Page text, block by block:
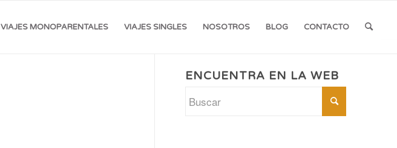
VIAJES MONOPARENTALES VIAJES SINGLES NOSOTROS BLOG CONTACTO
ENCUENTRA EN LA WEB